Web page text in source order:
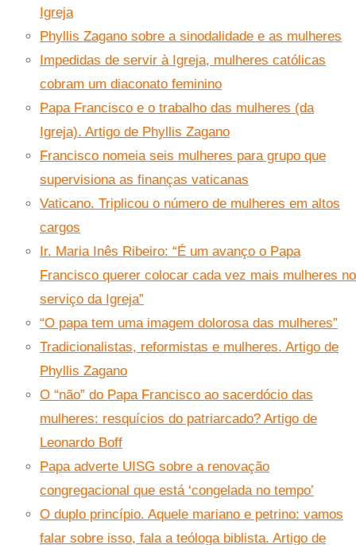
Igreja
Phyllis Zagano sobre a sinodalidade e as mulheres
Impedidas de servir à Igreja, mulheres católicas
cobram um diaconato feminino
Papa Francisco e o trabalho das mulheres (da
Igreja). Artigo de Phyllis Zagano
Francisco nomeia seis mulheres para grupo que
supervisiona as finanças vaticanas
Vaticano. Triplicou o número de mulheres em altos
cargos
Ir. Maria Inês Ribeiro: “É um avanço o Papa
Francisco querer colocar cada vez mais mulheres no
serviço da Igreja”
“O papa tem uma imagem dolorosa das mulheres”
Tradicionalistas, reformistas e mulheres. Artigo de
Phyllis Zagano
O “não” do Papa Francisco ao sacerdócio das
mulheres: resquícios do patriarcado? Artigo de
Leonardo Boff
Papa adverte UISG sobre a renovação
congregacional que está ‘congelada no tempo’
O duplo princípio. Aquele mariano e petrino: vamos
falar sobre isso, fala a teóloga biblista. Artigo de